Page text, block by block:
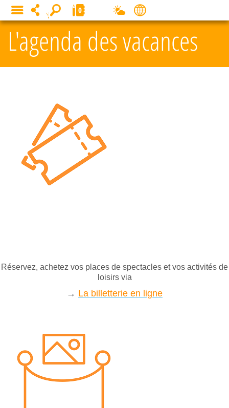
L'agenda des vacances
Réservez, achetez vos places de spectacles et vos activités de
loisirs via
→ La billetterie en ligne
MENU 0
Panneau de gestion des cookies